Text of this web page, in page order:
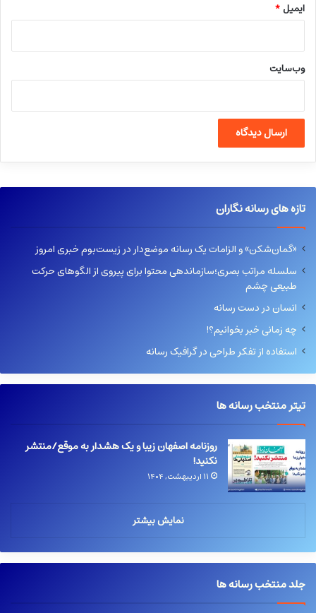
ایمیل*
وب‌سایت
تازه های رسانه نگاران
«گمان‌شکن» و الزامات یک رسانه موضع‌دار در زیست‌بوم خبری امروز
سلسله مراتب بصری؛سازماندهی محتوا برای پیروی از الگوهای حرکت
طبیعی چشم
انسان در دست رسانه
چه زمانی خبر بخوانیم؟!
استفاده از تفکر طراحی در گرافیک رسانه
تیتر منتخب رسانه ها
روزنامه اصفهان زیبا و یک هشدار به موقع/منتشر
نکنید!
۱۱ اردیبهشت, ۱۴۰۴
نمایش بیشتر
جلد منتخب رسانه ها